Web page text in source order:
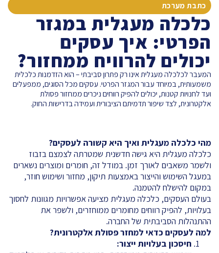
כתבת מערכת
כלכלה מעגלית במגזר
הפרטי: איך עסקים
יכולים להרוויח ממחזור?
המעבר לכלכלה מעגלית אינו רק פתרון סביבתי – הוא הזדמנות כלכלית
משמעותית, במיוחד עבור המגזר הפרטי. עסקים מכל הסוגים, ממפעלים
ועד לחנויות קטנות, יכולים להפיק רווחים ניכרים ממחזור פסולת
אלקטרונית, לצד שיפור תדמיתם הציבורית ועמידה בדרישות החוק.
מהי כלכלה מעגלית ואיך היא קשורה לעסקים?
כלכלה מעגלית היא גישה חדשנית שמטרתה לצמצם בזבוז
ולשמר משאבים לאורך זמן. במודל זה, חומרים ומוצרים נשארים
במעגל השימוש והייצור באמצעות תיקון, מחזור ושימוש חוזר,
במקום להישלח להטמנה.
בעולם העסקים, כלכלה מעגלית מציעה אפשרויות מגוונות לחסוך
בעלויות, להפיק רווחים מחומרים ממוחזרים, ולשפר את
ההתנהלות הסביבתית של החברה.
למה לעסקים כדאי למחזר פסולת אלקטרונית?
חיסכון בעלויות ייצור: